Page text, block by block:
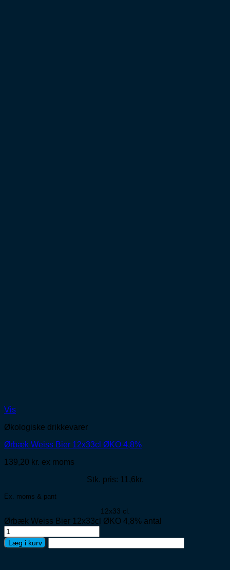
Vis
Økologiske drikkevarer
Ørbæk Weiss Bier 12x33cl ØKO 4,8%
139,20 kr. ex moms
Stk. pris: 11,6kr.
Ex. moms & pant
12x33 cl.
Ørbæk Weiss Bier 12x33cl ØKO 4,8% antal
Læg i kurv